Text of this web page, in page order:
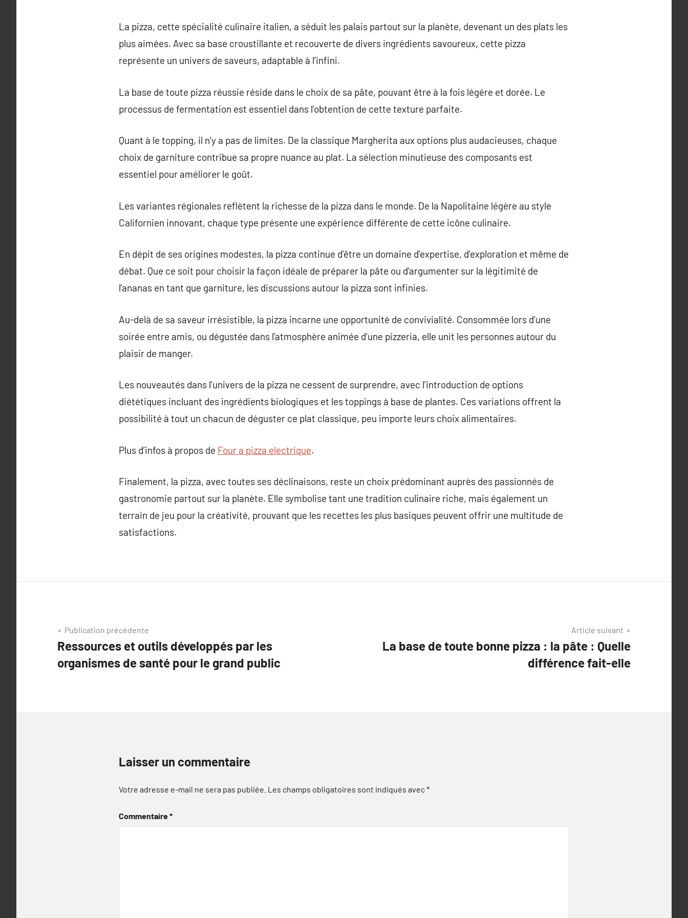
La pizza, cette spécialité culinaire italien, a séduit les palais partout sur la planète, devenant un des plats les
plus aimées. Avec sa base croustillante et recouverte de divers ingrédients savoureux, cette pizza
représente un univers de saveurs, adaptable à l’infini.
La base de toute pizza réussie réside dans le choix de sa pâte, pouvant être à la fois légère et dorée. Le
processus de fermentation est essentiel dans l’obtention de cette texture parfaite.
Quant à le topping, il n’y a pas de limites. De la classique Margherita aux options plus audacieuses, chaque
choix de garniture contribue sa propre nuance au plat. La sélection minutieuse des composants est
essentiel pour améliorer le goût.
Les variantes régionales reflètent la richesse de la pizza dans le monde. De la Napolitaine légère au style
Californien innovant, chaque type présente une expérience différente de cette icône culinaire.
En dépit de ses origines modestes, la pizza continue d’être un domaine d’expertise, d’exploration et même de
débat. Que ce soit pour choisir la façon idéale de préparer la pâte ou d’argumenter sur la légitimité de
l’ananas en tant que garniture, les discussions autour la pizza sont infinies.
Au-delà de sa saveur irrésistible, la pizza incarne une opportunité de convivialité. Consommée lors d’une
soirée entre amis, ou dégustée dans l’atmosphère animée d’une pizzeria, elle unit les personnes autour du
plaisir de manger.
Les nouveautés dans l’univers de la pizza ne cessent de surprendre, avec l’introduction de options
diététiques incluant des ingrédients biologiques et les toppings à base de plantes. Ces variations offrent la
possibilité à tout un chacun de déguster ce plat classique, peu importe leurs choix alimentaires.
Plus d’infos à propos de Four a pizza electrique.
Finalement, la pizza, avec toutes ses déclinaisons, reste un choix prédominant auprès des passionnés de
gastronomie partout sur la planète. Elle symbolise tant une tradition culinaire riche, mais également un
terrain de jeu pour la créativité, prouvant que les recettes les plus basiques peuvent offrir une multitude de
satisfactions.
Navigation
de
l’article
Publication précédente
Ressources et outils développés par les
organismes de santé pour le grand public
Article suivant
La base de toute bonne pizza : la pâte : Quelle
différence fait-elle
Laisser un commentaire
Votre adresse e-mail ne sera pas publiée. Les champs obligatoires sont indiqués avec*
Commentaire*